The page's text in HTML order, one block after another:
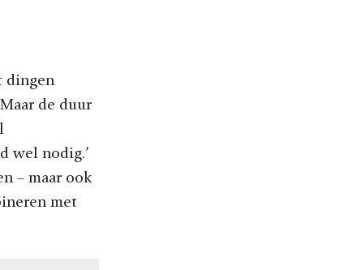
dingen
de duur
wel nodig.’
– maar ook
met